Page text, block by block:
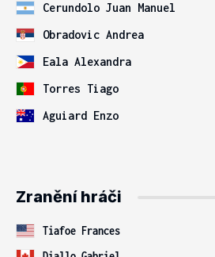
Cerundolo Juan Manuel
Obradovic Andrea
Eala Alexandra
Torres Tiago
Aguiard Enzo
Zranění hráči
Tiafoe Frances